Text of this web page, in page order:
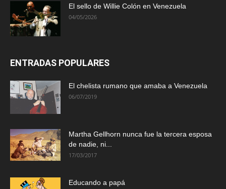
El sello de Willie Colón en Venezuela
04/05/2026
ENTRADAS POPULARES
El chelista rumano que amaba a Venezuela
06/07/2019
Martha Gellhorn nunca fue la tercera esposa
de nadie, ni...
17/03/2017
Educando a papá